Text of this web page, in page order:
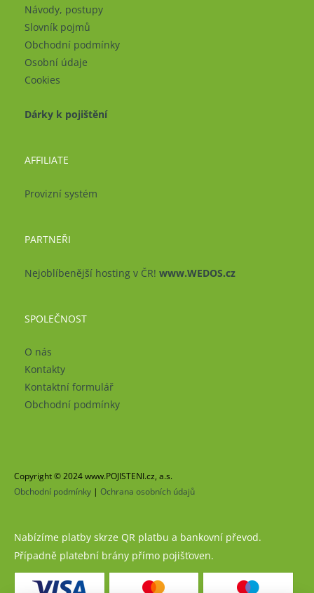
Návody, postupy
Slovník pojmů
Obchodní podmínky
Osobní údaje
Cookies
Dárky k pojištění
AFFILIATE
Provizní systém
PARTNEŘI
Nejoblíbenější hosting v ČR! www.WEDOS.cz
SPOLEČNOST
O nás
Kontakty
Kontaktní formulář
Obchodní podmínky
Copyright © 2024 www.POJISTENI.cz, a.s.
Obchodní podmínky | Ochrana osobních údajů
Nabízíme platby skrze QR platbu a bankovní převod.
Případně platební brány přímo pojišťoven.